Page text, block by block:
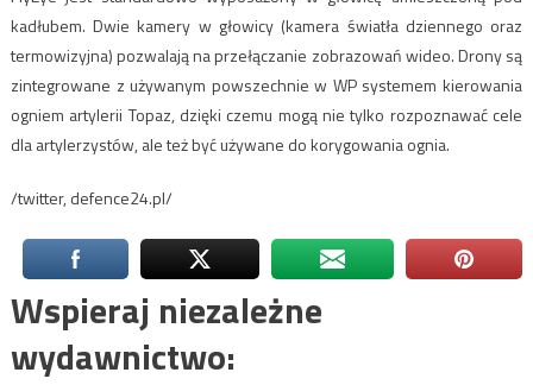
kadłubem. Dwie kamery w głowicy (kamera światła dziennego oraz
termowizyjna) pozwalają na przełączanie zobrazowań wideo. Drony są
zintegrowane z używanym powszechnie w WP systemem kierowania
ogniem artylerii Topaz, dzięki czemu mogą nie tylko rozpoznawać cele
dla artylerzystów, ale też być używane do korygowania ognia.
/twitter, defence24.pl/
Wspieraj niezależne
wydawnictwo: